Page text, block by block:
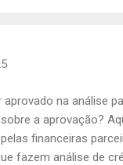
aprovado na análise
a aprovação?
financeiras
fazem análise de